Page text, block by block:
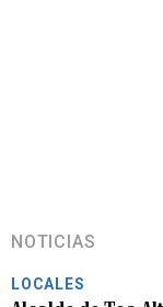
NOTICIAS
LOCALES